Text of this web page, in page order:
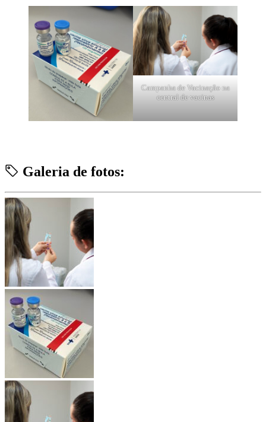
Campanha de Vacinação na
central de vacinas
Galeria de fotos: